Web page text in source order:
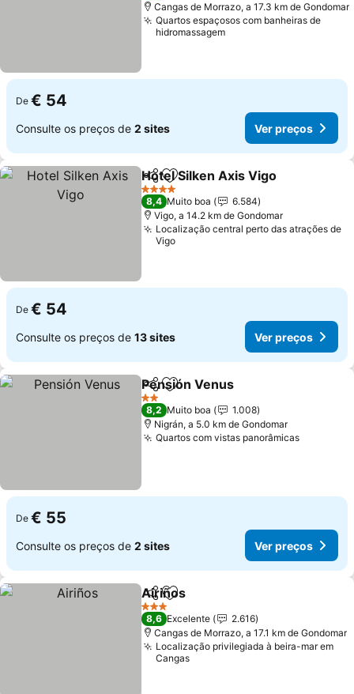
Cangas de Morrazo, a 17.3 km de Gondomar
Quartos espaçosos com banheiras de
hidromassagem
De € 54
Consulte os preços de 2 sites Ver preços
PartilharAdicionar aos favoritos
Hotel Silken Axis Vigo
4 Estrelas
8,4 Muito boa
6.584
Vigo, a 14.2 km de Gondomar
Localização central perto das atrações de
Vigo
De € 54
Consulte os preços de 13 sites Ver preços
PartilharAdicionar aos favoritos
Pensión Venus
2 Estrelas
8,2 Muito boa
1.008
Nigrán, a 5.0 km de Gondomar
Quartos com vistas panorâmicasVer
De € 55
Consulte os preços de 2 sites Ver preços
PartilharAdicionar aos favoritos
Airiños
3 Estrelas
8,6 Excelente
2.616
Cangas de Morrazo, a 17.1 km de Gondomar
Localização privilegiada à beira-mar em
Cangas